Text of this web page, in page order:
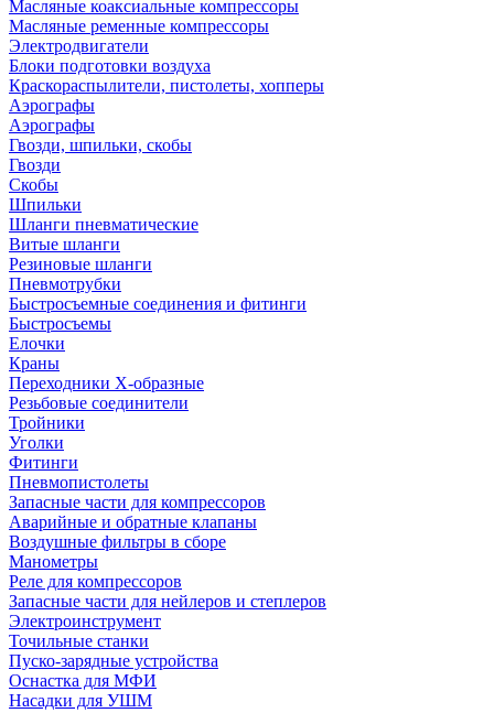
Масляные коаксиальные компрессоры
Масляные ременные компрессоры
Электродвигатели
Блоки подготовки воздуха
Краскораспылители, пистолеты, хопперы
Аэрографы
Аэрографы
Гвозди, шпильки, скобы
Гвозди
Скобы
Шпильки
Шланги пневматические
Витые шланги
Резиновые шланги
Пневмотрубки
Быстросъемные соединения и фитинги
Быстросъемы
Елочки
Краны
Переходники Х-образные
Резьбовые соединители
Тройники
Уголки
Фитинги
Пневмопистолеты
Запасные части для компрессоров
Аварийные и обратные клапаны
Воздушные фильтры в сборе
Манометры
Реле для компрессоров
Запасные части для нейлеров и степлеров
Электроинструмент
Точильные станки
Пуско-зарядные устройства
Оснастка для МФИ
Насадки для УШМ